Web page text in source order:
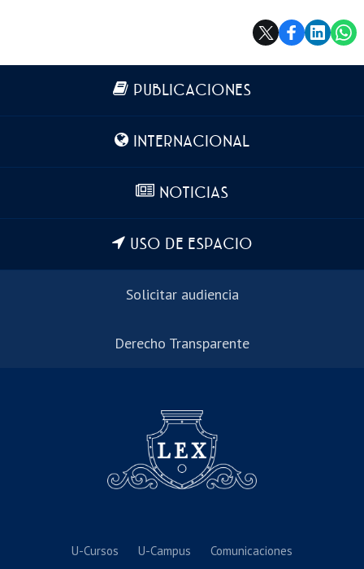
Más información
PUBLICACIONES
INTERNACIONAL
NOTICIAS
USO DE ESPACIO
Solicitar audiencia
Derecho Transparente
U-Cursos U-Campus Comunicaciones